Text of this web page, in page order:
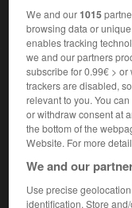
Accueil>
Cet article est
We and our1015
browsing data or
enables tracking
we and our partners
subscribe for 0.99€ >
trackers are disabled,
relevant to you. You
or withdraw consent at
the bottom of the
Website. For more
We and our
Use precise
identification. Store